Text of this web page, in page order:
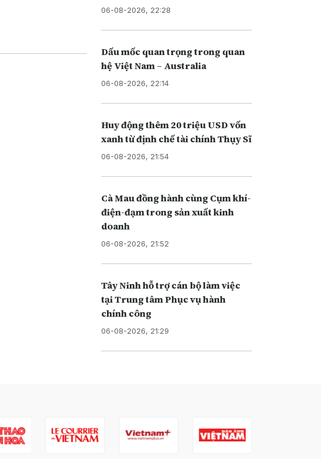
06-08-2026, 22:28
Dấu mốc quan trọng trong quan
hệ Việt Nam – Australia
06-08-2026, 22:14
Huy động thêm 20 triệu USD vốn
xanh từ định chế tài chính Thụy Sĩ
06-08-2026, 21:54
Cà Mau đồng hành cùng Cụm khí-
điện-đạm trong sản xuất kinh
doanh
06-08-2026, 21:52
Tây Ninh hỗ trợ cán bộ làm việc
tại Trung tâm Phục vụ hành
chính công
06-08-2026, 21:29